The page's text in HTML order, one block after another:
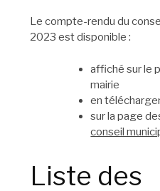
Le compte-rendu du
2023 est disponible :
affiché sur le
mairie
en
sur la page
conseil
Liste des